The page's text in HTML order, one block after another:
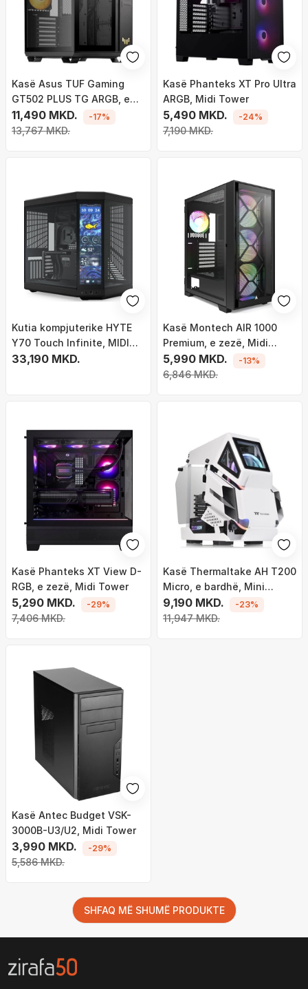
Kasë Asus TUF Gaming
GT502 PLUS TG ARGB, e
zezë, Midi Tower
11,490 MKD.
13,767 MKD.
-17%
Kasë Phanteks XT Pro Ultra
ARGB, Midi Tower
5,490 MKD.
7,190 MKD.
-24%
Kutia kompjuterike HYTE
Y70 Touch Infinite, MIDI
Tower, ekran 14.9" me
33,190 MKD.
Kasë Montech AIR 1000
Premium, e zezë, Midi
Tower
5,990 MKD.
6,846 MKD.
-13%
Kasë Phanteks XT View D-
RGB, e zezë, Midi Tower
5,290 MKD.
7,406 MKD.
-29%
Kasë Thermaltake AH T200
Micro, e bardhë, Mini
Tower
9,190 MKD.
11,947 MKD.
-23%
Kasë Antec Budget VSK-
3000B-U3/U2, Midi Tower
3,990 MKD.
5,586 MKD.
-29%
SHFAQ MË SHUMË PRODUKTE